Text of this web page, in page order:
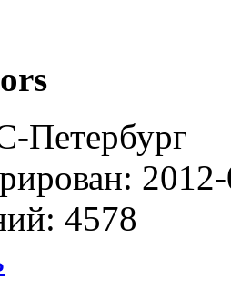
Петербург
4578